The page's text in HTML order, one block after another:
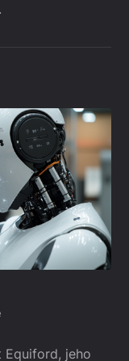
Equiford, jeho